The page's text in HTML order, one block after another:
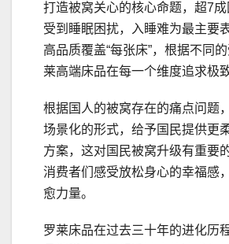
打造被窝关心的核心命题，超7
受到睡眠困扰，入睡难为最主要
高品质覆盖“每张床”，根据不同
莱高端床品在每一个维度追求极致
根据国人的被窝存在的痛点问题
场景化的形式，给予国民提供更
方案，这对国民被窝升级有重要
消费者们感受放松身心的幸福感
愈力量。
罗莱床品在过去三十年的进化历